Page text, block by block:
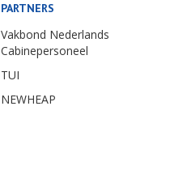
PARTNERS
Vakbond Nederlands
Cabinepersoneel
TUI
NEWHEAP